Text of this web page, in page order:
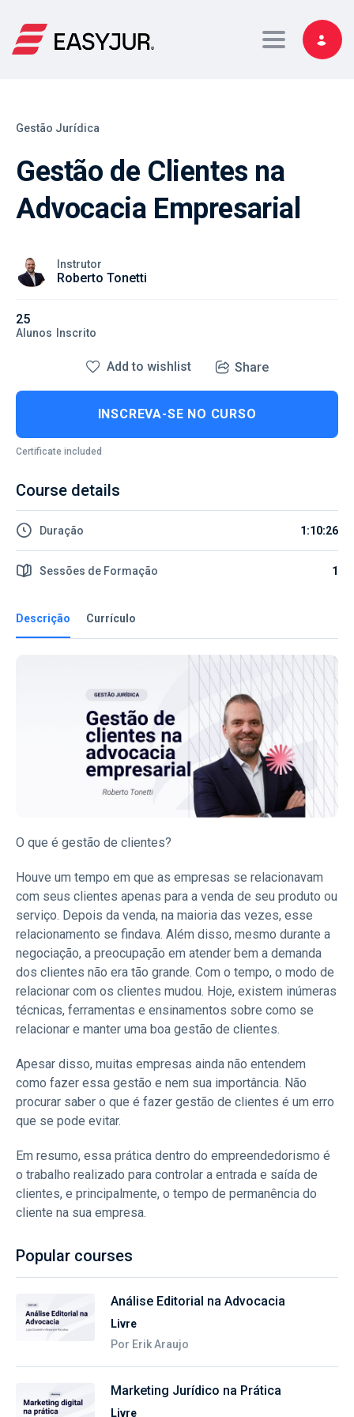
Toggle
Gestão Jurídica
Gestão de Clientes na
Advocacia Empresarial
Instrutor
Roberto Tonetti
25
Alunos Inscrito
Descrição Currículo
O que é gestão de clientes?
Houve um tempo em que as empresas se relacionavam
com seus clientes apenas para a venda de seu produto ou
serviço. Depois da venda, na maioria das vezes, esse
relacionamento se findava. Além disso, mesmo durante a
negociação, a preocupação em atender bem a demanda
dos clientes não era tão grande. Com o tempo, o modo de
relacionar com os clientes mudou. Hoje, existem inúmeras
técnicas, ferramentas e ensinamentos sobre como se
relacionar e manter uma boa gestão de clientes.
Apesar disso, muitas empresas ainda não entendem
como fazer essa gestão e nem sua importância. Não
procurar saber o que é fazer gestão de clientes é um erro
que se pode evitar.
Em resumo, essa prática dentro do empreendedorismo é
o trabalho realizado para controlar a entrada e saída de
clientes, e principalmente, o tempo de permanência do
cliente na sua empresa.
Add to wishlist Share
INSCREVA-SE NO CURSO
Certificate included
Course details
Duração 1:10:26
Sessões de Formação 1
Popular courses
Análise Editorial na Advocacia
Livre
Por Erik Araujo
Marketing Jurídico na Prática
Livre